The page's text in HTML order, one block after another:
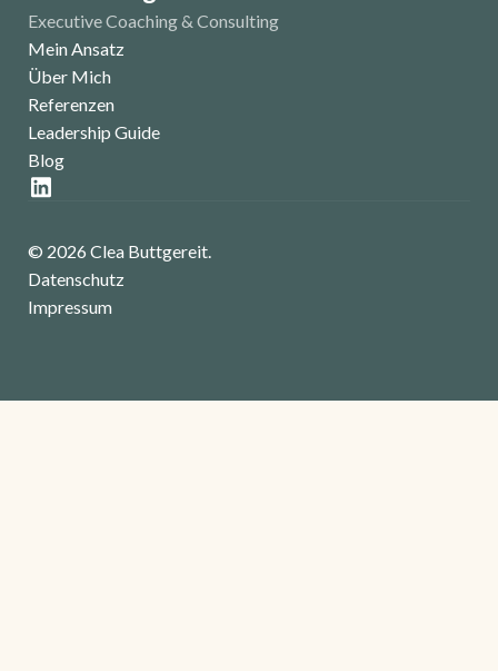
Executive Coaching & Consulting
Mein Ansatz
Über Mich
Referenzen
Leadership Guide
Blog
© 2026 Clea Buttgereit.
Datenschutz
Impressum